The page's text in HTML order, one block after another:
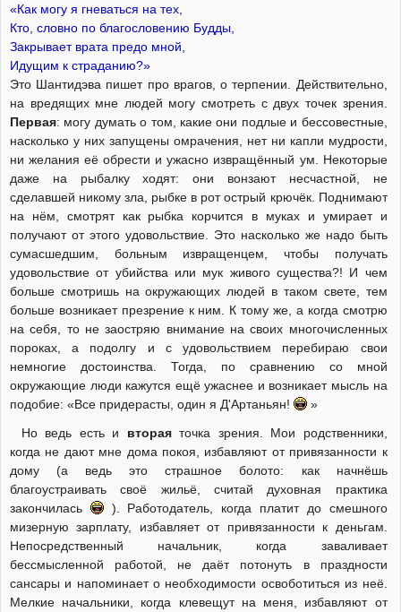
«Как могу я гневаться на тех,
Кто, словно по благословению Будды,
Закрывает врата предо мной,
Идущим к страданию?»
Это Шантидэва пишет про врагов, о терпении. Действительно,
на вредящих мне людей могу смотреть с двух точек зрения.
Первая: могу думать о том, какие они подлые и бессовестные,
насколько у них запущены омрачения, нет ни капли мудрости,
ни желания её обрести и ужасно извращённый ум. Некоторые
даже на рыбалку ходят: они вонзают несчастной, не
сделавшей никому зла, рыбке в рот острый крючёк. Поднимают
на нём, смотрят как рыбка корчится в муках и умирает и
получают от этого удовольствие. Это насколько же надо быть
сумасшедшим, больным извращенцем, чтобы получать
удовольствие от убийства или мук живого существа?! И чем
больше смотришь на окружающих людей в таком свете, тем
больше возникает презрение к ним. К тому же, а когда смотрю
на себя, то не заостряю внимание на своих многочисленных
пороках, а подолгу и с удовольствием перебираю свои
немногие достоинства. Тогда, по сравнению со мной
окружающие люди кажутся ещё ужаснее и возникает мысль на
подобие: «Все придерасты, один я Д'Артаньян!
»
Но ведь есть и втораяточка зрения. Мои родственники,
когда не дают мне дома покоя, избавляют от привязанности к
дому (а ведь это страшное болото: как начнёшь
благоустраивать своё жильё, считай духовная практика
закончилась
). Работодатель, когда платит до смешного
мизерную зарплату, избавляет от привязанности к деньгам.
Непосредственный начальник, когда заваливает
бессмысленной работой, не даёт потонуть в праздности
сансары и напоминает о необходимости освоботиться из неё.
Мелкие начальники, когда клевещут на меня, избавляют от